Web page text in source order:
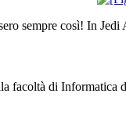
sempre così! In
facoltà di